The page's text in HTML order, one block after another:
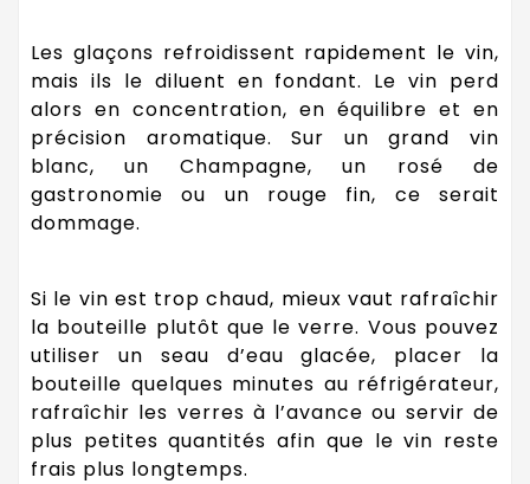
Les glaçons refroidissent rapidement le vin,
mais ils le diluent en fondant. Le vin perd
alors en concentration, en équilibre et en
précision aromatique. Sur un grand vin
blanc, un Champagne, un rosé de
gastronomie ou un rouge fin, ce serait
dommage.
Si le vin est trop chaud, mieux vaut rafraîchir
la bouteille plutôt que le verre. Vous pouvez
utiliser un seau d’eau glacée, placer la
bouteille quelques minutes au réfrigérateur,
rafraîchir les verres à l’avance ou servir de
plus petites quantités afin que le vin reste
frais plus longtemps.